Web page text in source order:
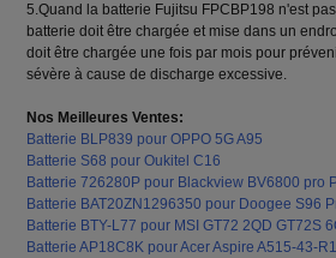
5.Quand la batterie Fujitsu FPCBP198 n'est
batterie doit être chargée et mise dans un
doit être chargée une fois par mois pour
sévère à cause de discharge excessive.
Nos Meilleures Ventes:
Batterie BLP839 pour OPPO 5G A95
Batterie S68 pour Oukitel C16
Batterie 726280P pour Blackview BV6800 pro
Batterie BAT20ZN1296350 pour Doogee S96
Batterie BTY-L77 pour MSI GT72 2QD GT72S
Batterie AP18C8K pour Acer Aspire A515-43-